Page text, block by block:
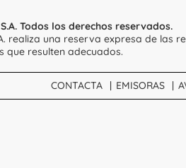
Todos los derechos reservados.
realiza una reserva expresa de
que resulten adecuados.
CONTACTA EMISORAS